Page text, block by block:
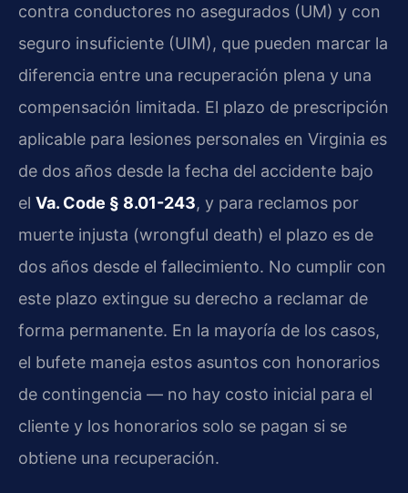
contra conductores no asegurados (UM) y con
seguro insuficiente (UIM), que pueden marcar la
diferencia entre una recuperación plena y una
compensación limitada. El plazo de prescripción
aplicable para lesiones personales en Virginia es
de dos años desde la fecha del accidente bajo
el Va. Code § 8.01-243, y para reclamos por
muerte injusta (wrongful death) el plazo es de
dos años desde el fallecimiento. No cumplir con
este plazo extingue su derecho a reclamar de
forma permanente. En la mayoría de los casos,
el bufete maneja estos asuntos con honorarios
de contingencia — no hay costo inicial para el
cliente y los honorarios solo se pagan si se
obtiene una recuperación.